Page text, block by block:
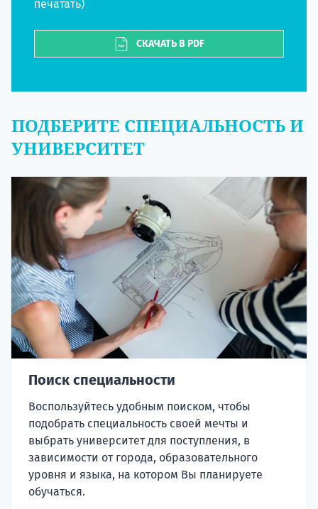
печатать)
СКАЧАТЬ В PDF
ПОДБЕРИТЕ СПЕЦИАЛЬНОСТЬ И
УНИВЕРСИТЕТ
Поиск специальности
Воспользуйтесь удобным поиском, чтобы
подобрать специальность своей мечты и
выбрать университет для поступления, в
зависимости от города, образовательного
уровня и языка, на котором Вы планируете
обучаться.